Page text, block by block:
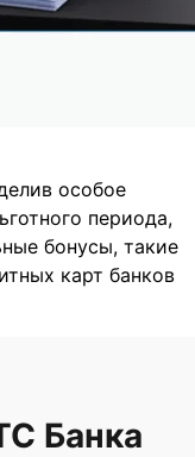
особое
периода,
бонусы, такие
карт банков
Банка